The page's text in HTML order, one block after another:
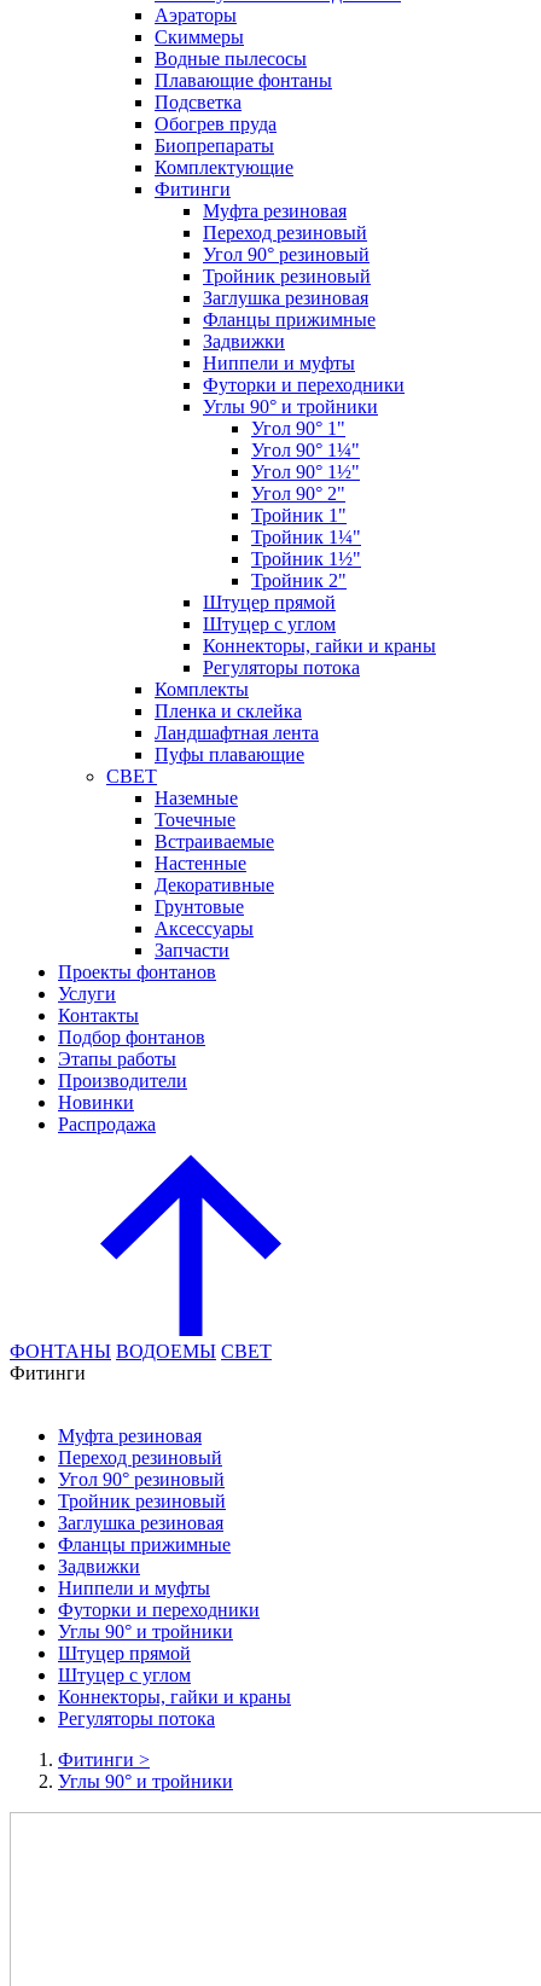
Аэраторы
Cкиммеры
Водные пылесосы
Плавающие фонтаны
Подсветка
Обогрев пруда
Биопрепараты
Комплектующие
Фитинги
Муфта резиновая
Переход резиновый
Угол 90° резиновый
Тройник резиновый
Заглушка резиновая
Фланцы прижимные
Задвижки
Ниппели и муфты
Футорки и переходники
Углы 90° и тройники
Угол 90° 1"
Угол 90° 1¼"
Угол 90° 1½"
Угол 90° 2"
Тройник 1"
Тройник 1¼"
Тройник 1½"
Тройник 2"
Штуцер прямой
Штуцер с углом
Коннекторы, гайки и краны
Регуляторы потока
Комплекты
Пленка и склейка
Ландшафтная лента
Пуфы плавающие
СВЕТ
Наземные
Точечные
Встраиваемые
Настенные
Декоративные
Грунтовые
Аксессуары
Запчасти
Проекты фонтанов
Услуги
Контакты
Подбор фонтанов
Этапы работы
Производители
Новинки
Распродажа
ФОНТАНЫ ВОДОЕМЫ СВЕТ
Фитинги
Муфта резиновая
Переход резиновый
Угол 90° резиновый
Тройник резиновый
Заглушка резиновая
Фланцы прижимные
Задвижки
Ниппели и муфты
Футорки и переходники
Углы 90° и тройники
Штуцер прямой
Штуцер с углом
Коннекторы, гайки и краны
Регуляторы потока
Фитинги >
Углы 90° и тройники